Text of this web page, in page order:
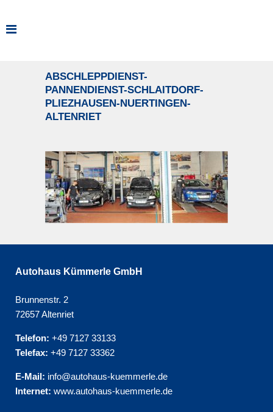
ABSCHLEPPDIENST-
PANNENDIENST-SCHLAITDORF-
PLIEZHAUSEN-NUERTINGEN-
ALTENRIET
Autohaus Kümmerle GmbH
Brunnenstr. 2
72657 Altenriet
Telefon: +49 7127 33133
Telefax: +49 7127 33362
E-Mail: info@autohaus-kuemmerle.de
Internet: www.autohaus-kuemmerle.de